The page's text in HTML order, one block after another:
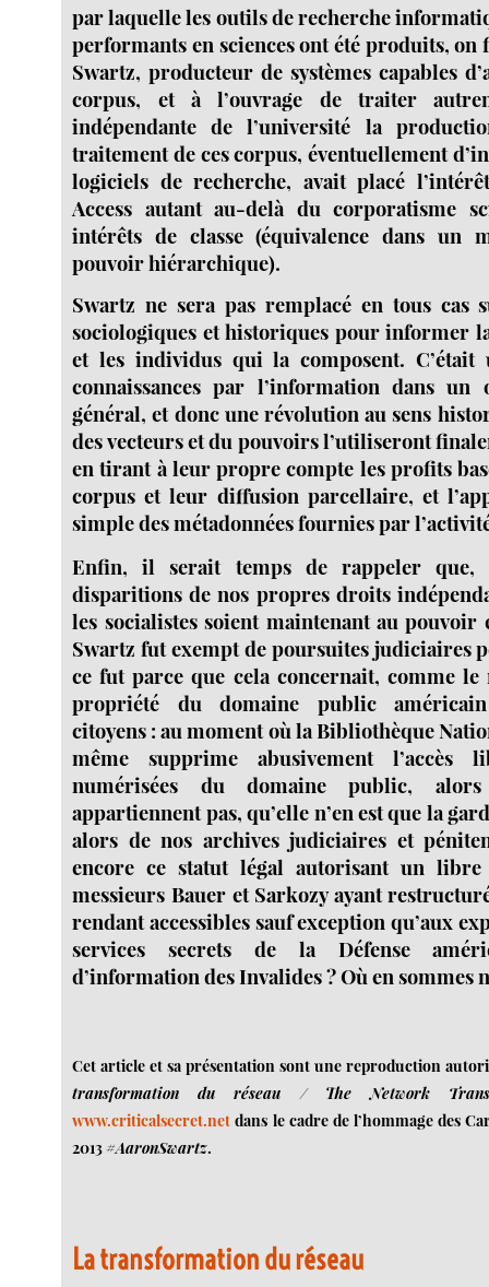
par laquelle les outils de recherche
performants en sciences ont été produits, on
Swartz, producteur de systèmes capables
corpus, et à l’ouvrage de traiter
indépendante de l’université la
traitement de ces corpus, éventuellement
logiciels de recherche, avait placé
Access autant au-delà du corporatisme
intérêts de classe (équivalence dans un
pouvoir hiérarchique).
Swartz ne sera pas remplacé en tous cas
sociologiques et historiques pour informer
et les individus qui la composent. C’était
connaissances par l’information dans un
général, et donc une révolution au sens
des vecteurs et du pouvoirs l’utiliseront
en tirant à leur propre compte les profits
corpus et leur diffusion parcellaire, et
simple des métadonnées fournies par
Enfin, il serait temps de rappeler que,
disparitions de nos propres droits
les socialistes soient maintenant au pouvoir
Swartz fut exempt de poursuites judiciaires
ce fut parce que cela concernait, comme le
propriété du domaine public
citoyens : au moment où la Bibliothèque
même supprime abusivement l’accès
numérisées du domaine public,
appartiennent pas, qu’elle n’en est que la
alors de nos archives judiciaires et
encore ce statut légal autorisant un libre
messieurs Bauer et Sarkozy ayant
rendant accessibles sauf exception qu’aux
services secrets de la Défense
d’information des Invalides ? Où en sommes
Cet article et sa présentation sont une reproduction
transformation du réseau / The Network
www.criticalsecret.net dans le cadre de l’hommage des
2013#AaronSwartz.
La transformation du réseau